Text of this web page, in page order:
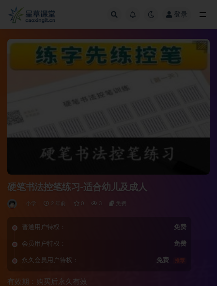
登录
硬笔书法控笔练习-适合幼儿及成人
小学 2 年前 0 3 免费
普通用户特权： 免费
会员用户特权： 免费
永久会员用户特权： 免费 推荐
有效期：购买后永久有效